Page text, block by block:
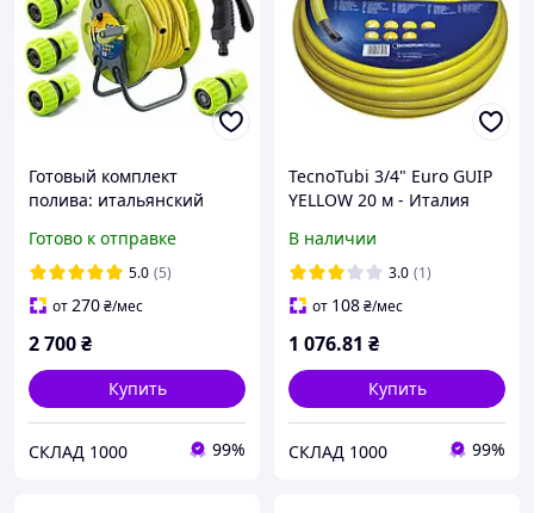
Готовый комплект
полива: итальянский
пистолет и фитинги
Готово к отправке
5.0 (5)
от270₴/мес
2 700₴
Купить
СКЛАД 1000 99%
TecnoTubi 3/4" Euro GUIP
YELLOW 20 м - Италия
В наличии
3.0 (1)
от 108₴/мес
1 076.81 ₴
Купить
СКЛАД 1000 99%